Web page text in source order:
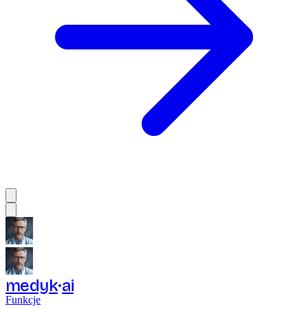
medyk ai
Funkcje